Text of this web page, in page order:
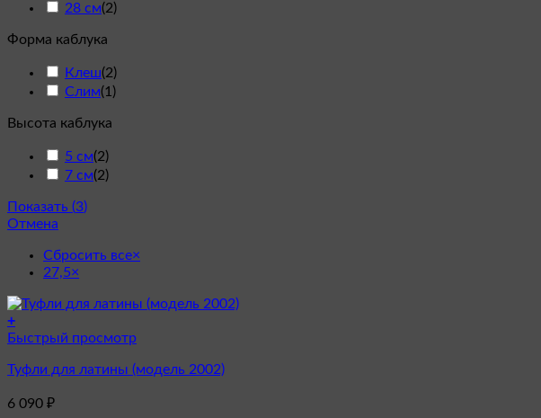
28 см(2)
Форма каблука
Клеш(2)
Слим(1 )
Высота каблука
5 см(2)
7 см(2)
Показать (3)
Отмена
Сбросить все×
27,5×
+
Этот
имеет
вариаций.
Быстрый просмотр
Туфли для латины (модель 2002)
6 090 ₽